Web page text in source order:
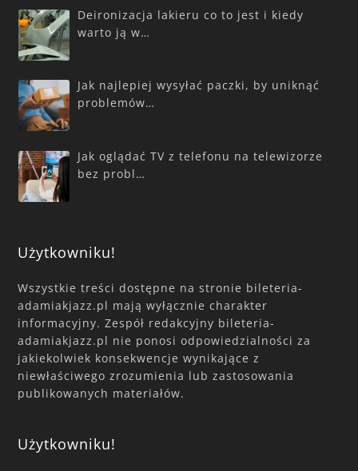
Deironizacja lakieru co to jest i kiedy
warto ją w…
Jak najlepiej wysyłać paczki, by uniknąć
problemów…
Jak oglądać TV z telefonu na telewizorze
bez probl…
Użytkowniku!
Wszystkie treści dostępne na stronie bileteria-
adamiakjazz.pl mają wyłącznie charakter
informacyjny. Zespół redakcyjny bileteria-
adamiakjazz.pl nie ponosi odpowiedzialności za
jakiekolwiek konsekwencje wynikające z
niewłaściwego zrozumienia lub zastosowania
publikowanych materiałów.
Użytkowniku!